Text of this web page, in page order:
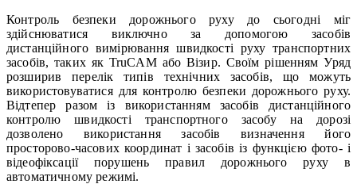
Контроль безпеки дорожнього руху до сьогодні міг
здійснюватися виключно за допомогою засобів
дистанційного вимірювання швидкості руху транспортних
засобів, таких як TruCAM або Візир. Своїм рішенням Уряд
розширив перелік типів технічних засобів, що можуть
використовуватися для контролю безпеки дорожнього руху.
Відтепер разом із використанням засобів дистанційного
контролю швидкості транспортного засобу на дорозі
дозволено використання засобів визначення його
просторово-часових координат і засобів із функцією фото- і
відеофіксації порушень правил дорожнього руху в
автоматичному режимі.